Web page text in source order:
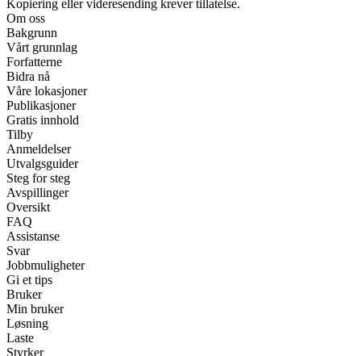
Kopiering eller videresending krever tillatelse.
Om oss
Bakgrunn
Vårt grunnlag
Forfatterne
Bidra nå
Våre lokasjoner
Publikasjoner
Gratis innhold
Tilby
Anmeldelser
Utvalgsguider
Steg for steg
Avspillinger
Oversikt
FAQ
Assistanse
Svar
Jobbmuligheter
Gi et tips
Bruker
Min bruker
Løsning
Laste
Styrker